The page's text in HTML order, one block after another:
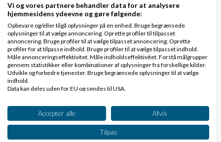
Mathias Søndberg-MadsenSkrevet06-07-2026
kl. 12:15
Gennemsnit3,0stjerner givet af
person
Det er en god pointe du har Greg, men det kommer
råderum for til scope creep. Men med god erfaring
til hvad lignende projekter vil tage, vil man ikke
Vi og vores partnere behandler data for at analysere
hjemmesidens ydeevne og gøre følgende:
Opbevare og/eller tilgå oplysninger på en enhed. Bruge begrænsede
oplysninger til at vælge annoncering. Oprette profiler til tilpasset
annoncering. Bruge profiler til at vælge tilpasset annoncering. Oprette
profiler for at tilpasse indhold. Bruge profiler til at vælge tilpasset indhold.
Måle annonceringseffektivitet. Måle indholdseffektivitet. Forstå målgrupper
gennem statistikker eller kombinationer af oplysninger fra forskellige kilder.
Udvikle og forbedre tjenester. Bruge begrænsede oplysninger til at vælge
indhold.
Data kan deles uden for EU og sendes til USA.
Se partnerliste (2 IAB-leverandører)
Vi bruger dine data til følgende formål:
IAB's behandlingsformål:
Accepter alle Afvis
Tilpas